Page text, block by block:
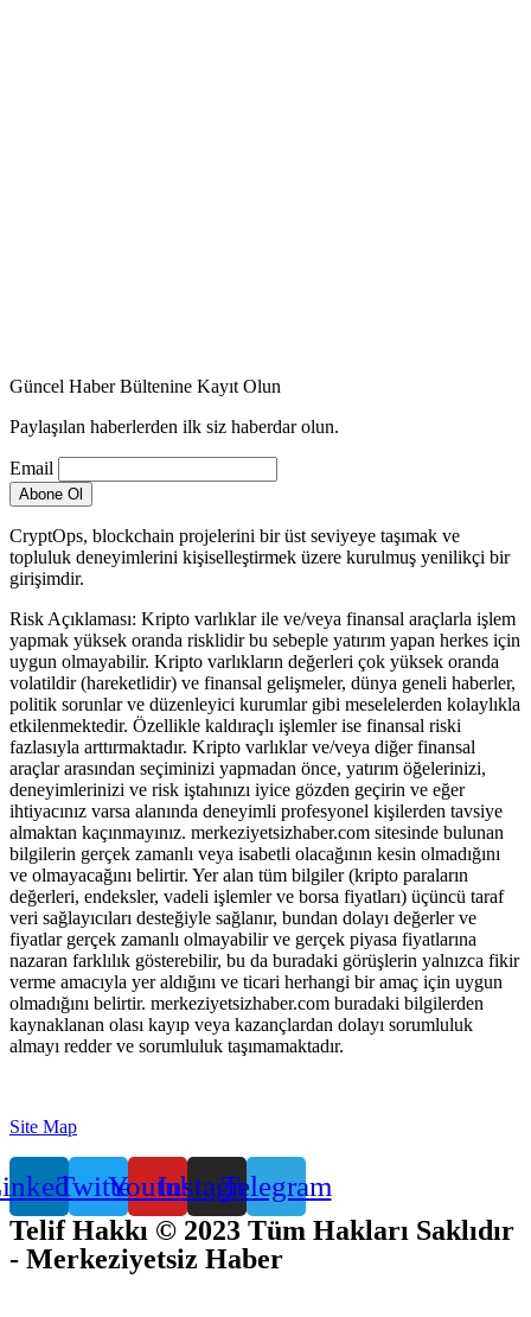
Güncel Haber Bültenine Kayıt Olun
Paylaşılan haberlerden ilk siz haberdar olun.
Email
CryptOps, blockchain projelerini bir üst seviyeye taşımak ve
topluluk deneyimlerini kişiselleştirmek üzere kurulmuş yenilikçi bir
girişimdir.
Risk Açıklaması: Kripto varlıklar ile ve/veya finansal araçlarla işlem
yapmak yüksek oranda risklidir bu sebeple yatırım yapan herkes için
uygun olmayabilir. Kripto varlıkların değerleri çok yüksek oranda
volatildir (hareketlidir) ve finansal gelişmeler, dünya geneli haberler,
politik sorunlar ve düzenleyici kurumlar gibi meselelerden kolaylıkla
etkilenmektedir. Özellikle kaldıraçlı işlemler ise finansal riski
fazlasıyla arttırmaktadır. Kripto varlıklar ve/veya diğer finansal
araçlar arasından seçiminizi yapmadan önce, yatırım öğelerinizi,
deneyimlerinizi ve risk iştahınızı iyice gözden geçirin ve eğer
ihtiyacınız varsa alanında deneyimli profesyonel kişilerden tavsiye
almaktan kaçınmayınız. merkeziyetsizhaber.com sitesinde bulunan
bilgilerin gerçek zamanlı veya isabetli olacağının kesin olmadığını
ve olmayacağını belirtir. Yer alan tüm bilgiler (kripto paraların
değerleri, endeksler, vadeli işlemler ve borsa fiyatları) üçüncü taraf
veri sağlayıcıları desteğiyle sağlanır, bundan dolayı değerler ve
fiyatlar gerçek zamanlı olmayabilir ve gerçek piyasa fiyatlarına
nazaran farklılık gösterebilir, bu da buradaki görüşlerin yalnızca fikir
verme amacıyla yer aldığını ve ticari herhangi bir amaç için uygun
olmadığını belirtir. merkeziyetsizhaber.com buradaki bilgilerden
kaynaklanan olası kayıp veya kazançlardan dolayı sorumluluk
almayı redder ve sorumluluk taşımamaktadır.
Site Map
TwitterYoutubeInstagramTelegram
Telif Hakkı © 2023 Tüm Hakları Saklıdır
- Merkeziyetsiz Haber